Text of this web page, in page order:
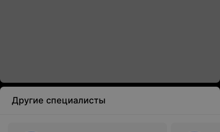
Другие специалисты